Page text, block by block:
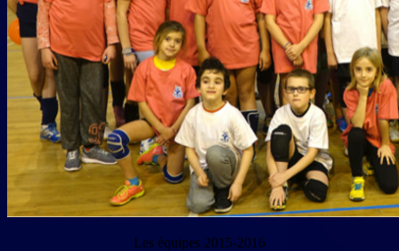
Les équipes 2015-2016